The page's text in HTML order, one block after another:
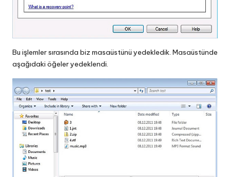
Bu işlemler sırasında biz masaüstünü yedekledik. Masaüstünde
aşağıdaki öğeler yedeklendi.